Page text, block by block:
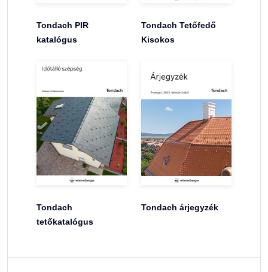
Tondach PIR
katalógus
Tondach Tetőfedő
Kisokos
Tondach
tetőkatalógus
Tondach árjegyzék